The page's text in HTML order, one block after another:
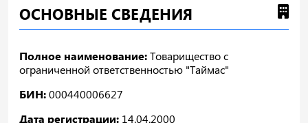
ОСНОВНЫЕ СВЕДЕНИЯ
Полное наименование:Товарищество с
ограниченной ответственностью "Таймас"
БИН:000440006627
Дата регистрации: 14.04.2000